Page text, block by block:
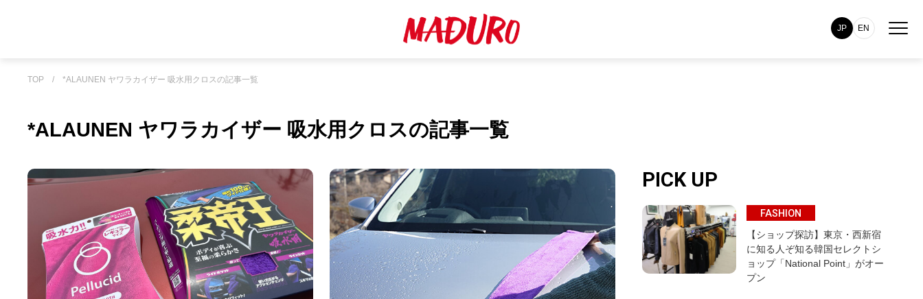
JP EN
TOP / *ALAUNEN ヤワラカイザー 吸水用クロスの記事一覧
*ALAUNEN ヤワラカイザー 吸水用クロスの記事一覧
PICK UP
FASHION
【ショップ探訪】東京・西新宿
に知る人ぞ知る韓国セレクトシ
ョップ「National Point」がオー
プン